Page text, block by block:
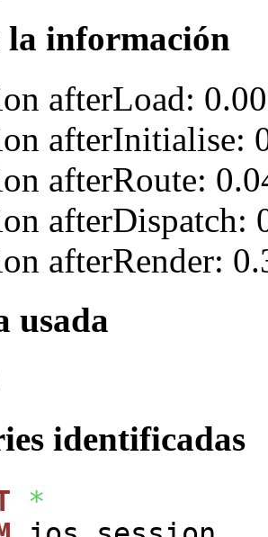
la información
afterLoad:
afterInitialise:
afterRoute:
afterDispatch:
afterRender:
usada
identificadas
*